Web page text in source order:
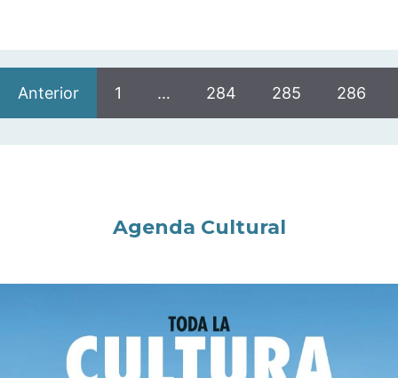
Anterior 1 … 284 285 286
Agenda Cultural